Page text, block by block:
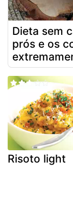
Dieta sem
prós e os
Risoto light